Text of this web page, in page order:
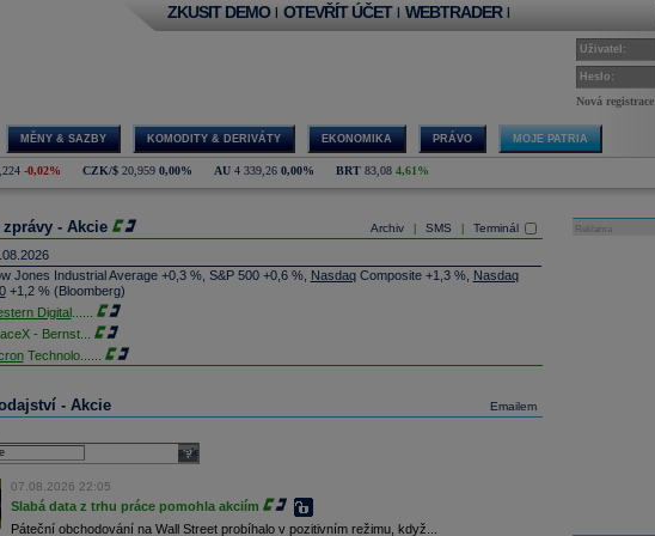
ZKUSIT DEMO | OTEVŘÍT ÚČET | WEBTRADER |
Uživatel:
Heslo:
Nová registrace
MĚNY & SAZBY KOMODITY & DERIVÁTY EKONOMIKA PRÁVO MOJE PATRIA
-0,02% CZK/$ 20,959 0,00% AU 4 339,26 0,00% BRT 83,08 4,61%
Archiv SMS Terminál
zprávy - Akcie
Jones Industrial Average +0,3 %, S&P 500 +0,6 %, NasdaqComposite +1,3 %, Nasdaq
+1,2 % (Bloomberg)
Digital......
- Bernst...
Technolo......
obchodů s akciemi na pražské burze za dnešní den je 0,831 mld. Kč. Průměrný objem
za poslední rok je 0,665 mld. Kč.
výroby balistických střel ATACMS ve spolupráci s americkou firmou
dobu potrvá. Agentuře Reuters to řekl generální ředitel německé zbrojovky
Papperger. Společná výroba s Lockheedem v Německu by podle něj mohla pomoci
arzenál Spojeným státům, které mají zvýšenou spotřebu střel kvůli válce s Íránem
Emailem
- Akcie
select
07.08.2026 22:05
Slabá data z trhu práce pomohla akciím
Páteční obchodování na Wall Street probíhalo v pozitivním režimu, když...
Reklama